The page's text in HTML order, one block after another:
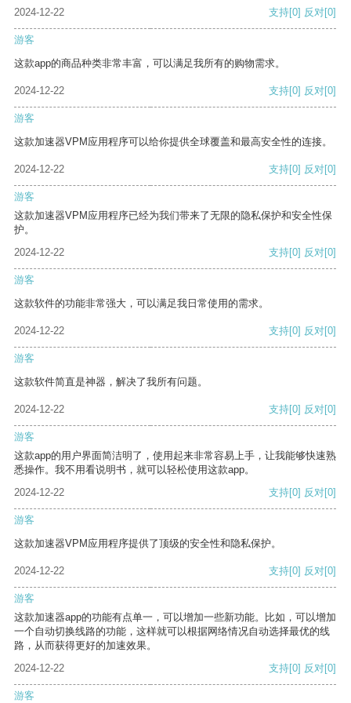
2024-12-22 支持[0] 反对[0]
游客
这款app的商品种类非常丰富，可以满足我所有的购物需求。
2024-12-22 支持[0] 反对[0]
游客
这款加速器VPM应用程序可以给你提供全球覆盖和最高安全性的连接。
2024-12-22 支持[0] 反对[0]
游客
这款加速器VPM应用程序已经为我们带来了无限的隐私保护和安全性保
护。
2024-12-22
支持[0] 反对[0]
游客
这款软件的功能非常强大，可以满足我日常使用的需求。
2024-12-22 支持[0] 反对[0]
游客
这款软件简直是神器，解决了我所有问题。
2024-12-22 支持[0] 反对[0]
游客
这款app的用户界面简洁明了，使用起来非常容易上手，让我能够快速熟
悉操作。我不用看说明书，就可以轻松使用这款app。
2024-12-22
支持[0] 反对[0]
游客
这款加速器VPM应用程序提供了顶级的安全性和隐私保护。
2024-12-22 支持[0] 反对[0]
游客
这款加速器app的功能有点单一，可以增加一些新功能。比如，可以增加
一个自动切换线路的功能，这样就可以根据网络情况自动选择最优的线
路，从而获得更好的加速效果。
2024-12-22
支持[0] 反对[0]
游客